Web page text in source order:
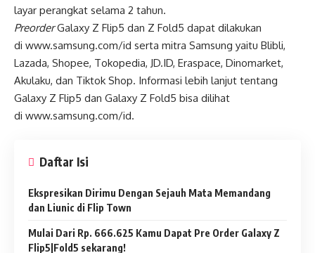
layar perangkat selama 2 tahun.
PreorderGalaxy Z Flip5 dan Z Fold5 dapat dilakukan
di www.samsung.com/id serta mitra Samsung yaitu Blibli,
Lazada, Shopee, Tokopedia, JD.ID, Eraspace, Dinomarket,
Akulaku, dan Tiktok Shop. Informasi lebih lanjut tentang
Galaxy Z Flip5 dan Galaxy Z Fold5 bisa dilihat
di www.samsung.com/id.
Daftar Isi
Ekspresikan Dirimu Dengan Sejauh Mata Memandang
dan Liunic di Flip Town
Mulai Dari Rp. 666.625 Kamu Dapat Pre Order Galaxy Z
Flip5|Fold5 sekarang!